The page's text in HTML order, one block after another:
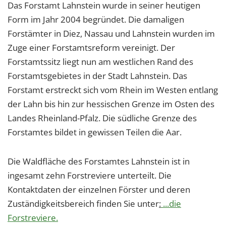
Das Forstamt Lahnstein wurde in seiner heutigen
Form im Jahr 2004 begründet. Die damaligen
Forstämter in Diez, Nassau und Lahnstein wurden im
Zuge einer Forstamtsreform vereinigt. Der
Forstamtssitz liegt nun am westlichen Rand des
Forstamtsgebietes in der Stadt Lahnstein. Das
Forstamt erstreckt sich vom Rhein im Westen entlang
der Lahn bis hin zur hessischen Grenze im Osten des
Landes Rheinland-Pfalz. Die südliche Grenze des
Forstamtes bildet in gewissen Teilen die Aar.
Die Waldfläche des Forstamtes Lahnstein ist in
ingesamt zehn Forstreviere unterteilt. Die
Kontaktdaten der einzelnen Förster und deren
Zuständigkeitsbereich finden Sie unter: ...die
Forstreviere.